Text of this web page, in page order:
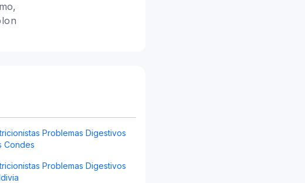
Problemas Digestivos
Condes
Problemas Digestivos